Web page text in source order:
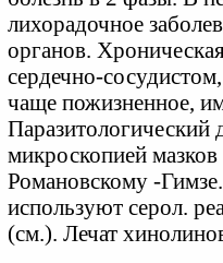
лихорадочное
органов.
сердечно-
чаще пожизненное,
Паразитологический
микроскопией
Романовскому -
используют серол.
(см.). Лечат